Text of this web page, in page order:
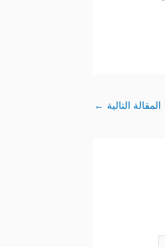
المقالة التالية ←